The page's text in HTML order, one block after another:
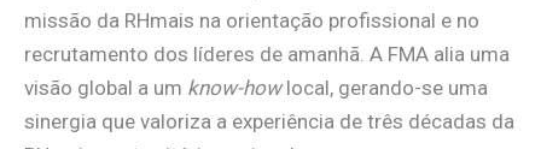
missão da RHmais na orientação profissional e no
recrutamento dos líderes de amanhã. A FMA alia uma
visão global a um know-howlocal, gerando-se uma
sinergia que valoriza a experiência de três décadas da